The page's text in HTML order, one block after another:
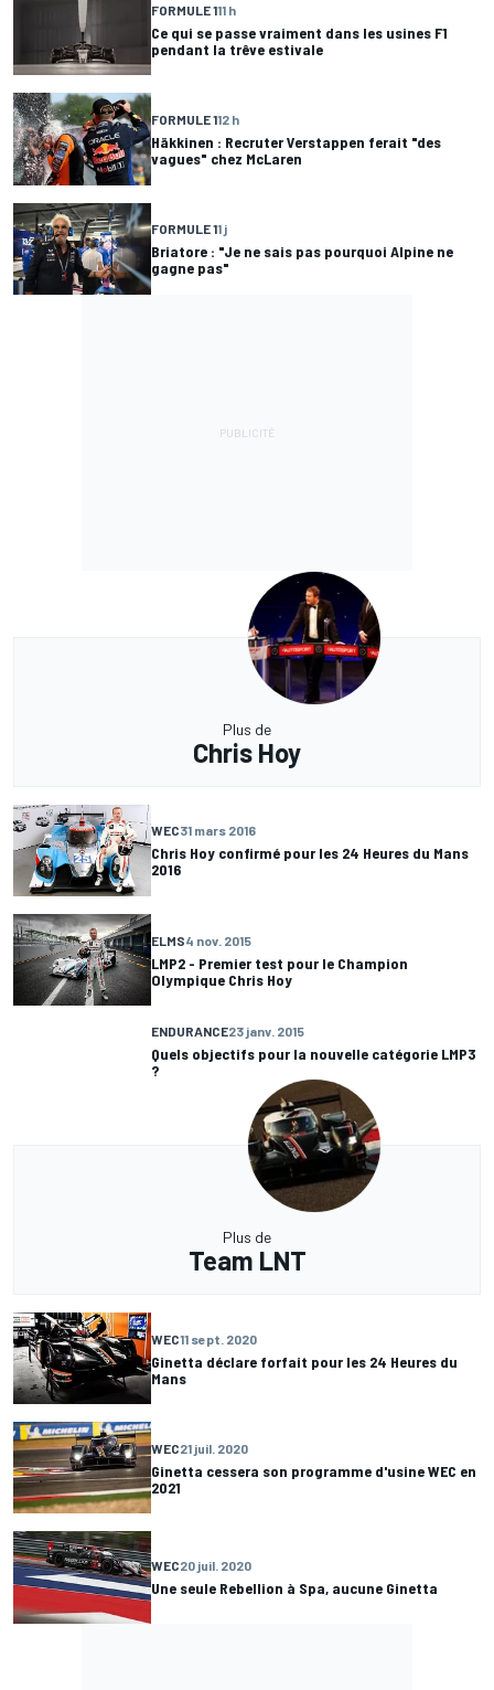
FORMULE 111 h
Ce qui se passe vraiment dans les usines F1
pendant la trêve estivale
FORMULE 112 h
Häkkinen : Recruter Verstappen ferait "des
vagues" chez McLaren
FORMULE 11 j
Briatore : "Je ne sais pas pourquoi Alpine ne
gagne pas"
Plus de
Chris Hoy
WEC31 mars 2016
Chris Hoy confirmé pour les 24 Heures du Mans
2016
ELMS4 nov. 2015
LMP2 - Premier test pour le Champion
Olympique Chris Hoy
ENDURANCE23 janv. 2015
Quels objectifs pour la nouvelle catégorie LMP3
?
Plus de
Team LNT
WEC11 sept. 2020
Ginetta déclare forfait pour les 24 Heures du
Mans
WEC21 juil. 2020
Ginetta cessera son programme d'usine WEC en
2021
WEC20 juil. 2020
Une seule Rebellion à Spa, aucune Ginetta